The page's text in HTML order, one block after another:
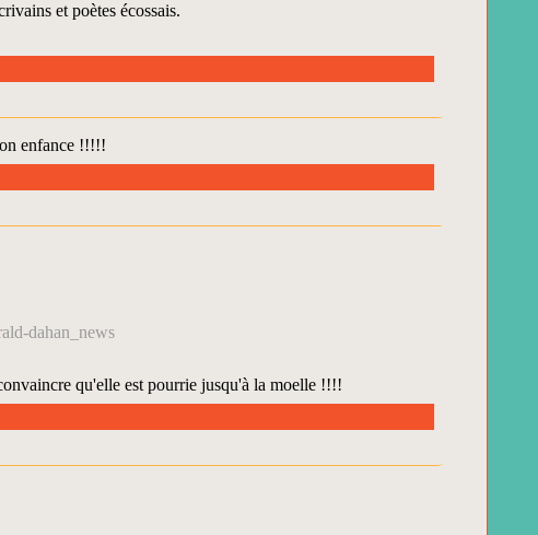
et poètes écossais.
enfance !!!!!
dahan_news
qu'elle est pourrie jusqu'à la moelle !!!!